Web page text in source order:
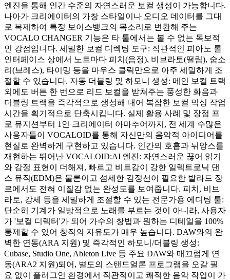
엔진을 통해 인간 수준의 자연스러운 보컬 생성이 가능합니다.
나아가 크리에이터의 가창 스타일이나 오디오 데이터를 그대
로 복제하여 특정 보이스뱅크의 목소리로 변환해 주는
VOCALO CHANGER 기능은 타 툴에서는 볼 수 없는 독보적
인 강점입니다. 세밀한 보컬 디렉팅 도구: 직관적인 피아노 롤
인터페이스 상에서 노트마다 피치(음정), 비브라토(떨림), 숨소
리(브레스), 타이밍 등을 마우스 클릭만으로 아주 세밀하게 조
절할 수 있습니다. 자동 더블링 및 하모니 생성: 메인 보컬 트랙
외에도 버튼 한 번으로 리드 보컬을 받쳐주는 풍성한 화음과
더블링 트랙을 즉각적으로 생성해 내어 복잡한 보컬 믹싱 작업
시간을 획기적으로 단축시킵니다. 실제 활용 사례 및 장점 프
로 뮤지션부터 1인 크리에이터 아마추어까지, 전 세계 수많은
사용자들이 VOCALOID를 통해 자신만의 음악적 아이디어를
현실로 완벽하게 구현하고 있습니다. 인간의 호흡과 뉘앙스를
재현하는 뛰어난 VOCALOID:AI 엔진: 자연스러운 끊어 읽기
와 감정 표현이 더해져, 빠르고 비트감이 강한 일렉트로닉 댄
스 뮤직(EDM)은 물론이고 섬세한 감정선이 필요한 발라드 장
르에서도 전혀 이질감 없는 완성도를 보여줍니다. 피치, 비브
라토, 강세 등을 세밀하게 조절할 수 있는 전문가용 에디팅 툴:
단순히 기계가 일방적으로 노래를 부르는 것이 아니라, 사용자
가 '보컬 디렉터'가 되어 가수의 창법과 원하는 디테일을 100%
통제할 수 있어 창작의 자유도가 매우 높습니다. DAW와의 완
벽한 연동(ARA 지원) 및 즉각적인 하모니/더블링 생성:
Cubase, Studio One, Ableton Live 등 주요 DAW와 매끄럽게 연
동(ARA2 지원)되어, 별도의 스탠드얼론 프로그램을 오갈 필
요 없이 플러그인 환경에서 직관적이고 쾌적한 음악 작업이 가